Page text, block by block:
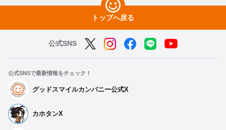
トップへ戻る
公式SNS
公式SNSで最新情報をチェック！
グッドスマイルカンパニー公式X
カホタンX